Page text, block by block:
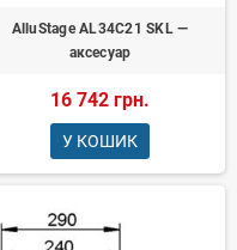
AlluStage AL34C21 SKL —
аксесуар
16 742 грн.
У КОШИК